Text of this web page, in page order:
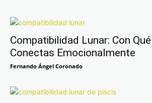
Compatibilidad Lunar: Con
Conectas Emocionalmente
Fernando Ángel Coronado -